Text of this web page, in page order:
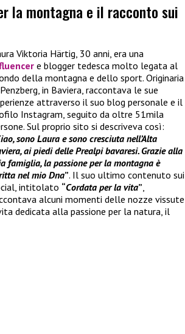
la montagna e il racconto sui
Viktoria Härtig, 30 anni, era una
e blogger tedesca molto legata al
della montagna e dello sport. Originaria
in Baviera, raccontava le sue
attraverso il suo blog personale e il
Instagram, seguito da oltre 51mila
Sul proprio sito si descriveva così:
sono Laura e sono cresciuta nell’Alta
ai piedi delle Prealpi bavaresi. Grazie alla
famiglia, la passione per la montagna è
nel mio Dna”. Il suo ultimo contenuto sui
intitolato “Cordata per la vita”,
alcuni momenti delle nozze vissute
dedicata alla passione per la natura, il